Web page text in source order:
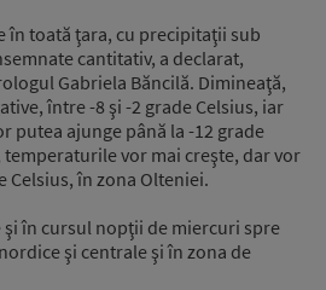
în toată ţara, cu precipitaţii sub
cantitativ, a declarat,
Gabriela Băncilă. Dimineaţă,
între -8 şi -2 grade Celsius, iar
putea ajunge până la -12 grade
vor mai creşte, dar vor
Celsius, în zona Olteniei.
în cursul nopţii de miercuri spre
şi centrale şi în zona de